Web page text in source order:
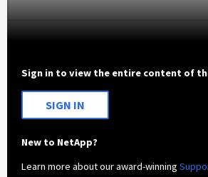
Sign in to view the entire content of
SIGN IN
New to NetApp?
Learn more about our award-winning